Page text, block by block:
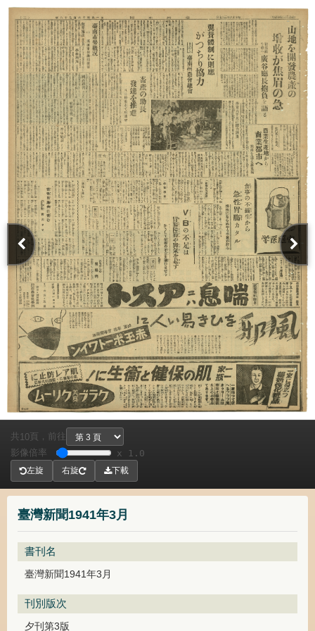
臺灣新聞1941年3月
書刊名
臺灣新聞1941年3月
刊別版次
夕刊第3版
共 10頁， 前往
影像倍率
x 1.0
左旋 右旋 下載